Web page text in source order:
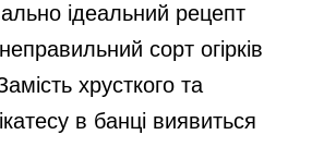
ідеальний рецепт
сорт огірків
хрусткого та
в банці виявиться